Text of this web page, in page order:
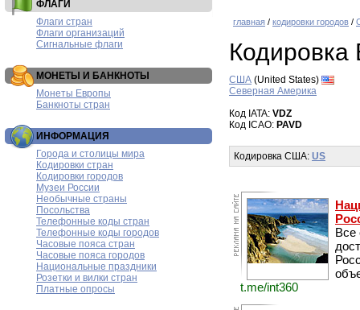
ФЛАГИ
Флаги стран
Флаги организаций
Сигнальные флаги
МОНЕТЫ И БАНКНОТЫ
Монеты Европы
Банкноты стран
ИНФОРМАЦИЯ
Города и столицы мира
Кодировки стран
Кодировки городов
Музеи России
Необычные страны
Посольства
Телефонные коды стран
Телефонные коды городов
Часовые пояса стран
Часовые пояса городов
Национальные праздники
Розетки и вилки стран
Платные опросы
главная / кодировки городов /
Кодировка
США (United States)
Северная Америка
Код IATA: VDZ
Код ICAO: PAVD
Кодировка США: US
Все
t.me/int360